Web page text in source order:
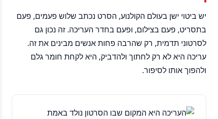
יש ביטוי ישן בעולם הקולנוע, הסרט נכתב שלוש פעמים, פעם
בתסריט, פעם בצילום, ופעם בחדר העריכה. זה נכון גם
לסרטוני תדמית, רק שהרבה פחות אנשים מבינים את זה.
עריכה היא לא רק לחתוך ולהדביק, היא לקחת חומר גלם
ולהפוך אותו לסיפור.